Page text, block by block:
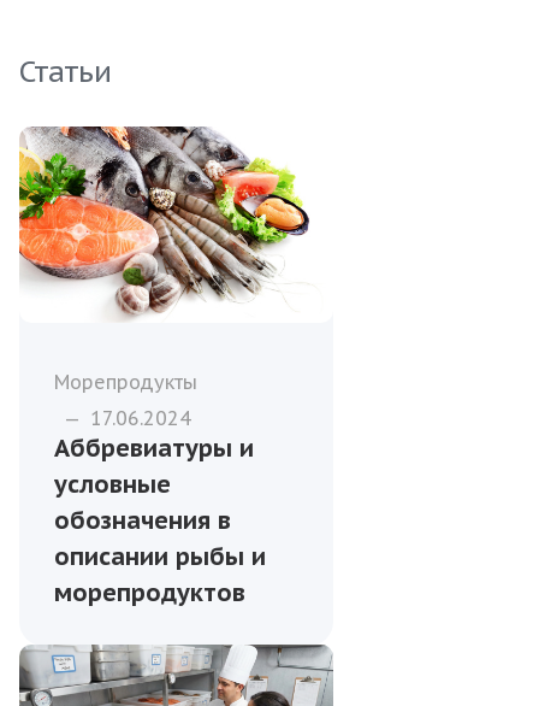
Статьи
Морепродукты
— 17.06.2024
Аббревиатуры и
условные
обозначения в
описании рыбы и
морепродуктов